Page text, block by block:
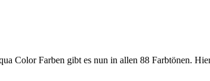
Color Farben gibt es nun in allen 88 Farbtönen.